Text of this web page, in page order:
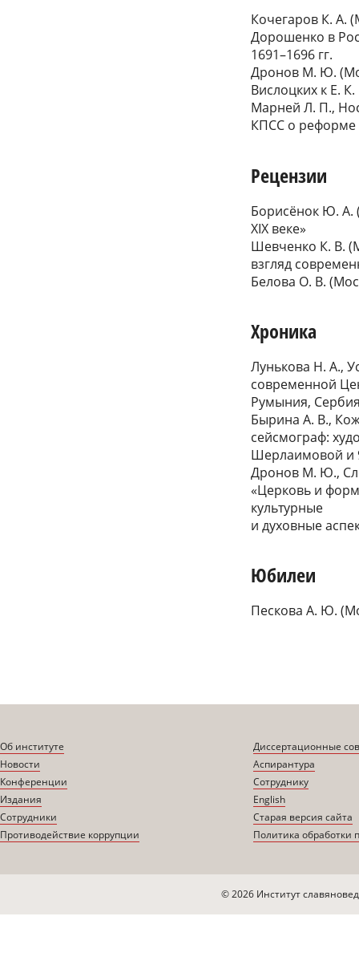
Кочегаров К. А.
Дорошенко в
1691–1696 гг.
Дронов М. Ю.
Вислоцких к Е.
Марней Л. П.,
КПСС о реформе
Рецензии
Борисёнок Ю. А.
XIX веке»
Шевченко К. В.
взгляд
Белова О. В.
Хроника
Лунькова Н. А.,
современной
Румыния,
Бырина А. В.,
сейсмограф:
Шерлаимовой и
Дронов М. Ю.,
«Церковь и
культурные
и духовные
Юбилеи
Пескова А. Ю.
Об институте
Новости
Конференции
Издания
Сотрудники
Противодействие коррупции
Диссертационные
Аспирантура
Сотруднику
English
Старая версия сайта
Политика обработки
© 2026 Институт